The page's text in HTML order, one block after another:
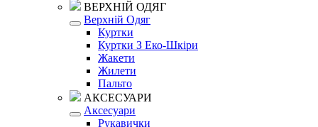
ВЕРХНІЙ ОДЯГ
Верхній Одяг
Куртки
Куртки З Еко-Шкіри
Жакети
Жилети
Пальто
АКСЕСУАРИ
Аксесуари
Рукавички